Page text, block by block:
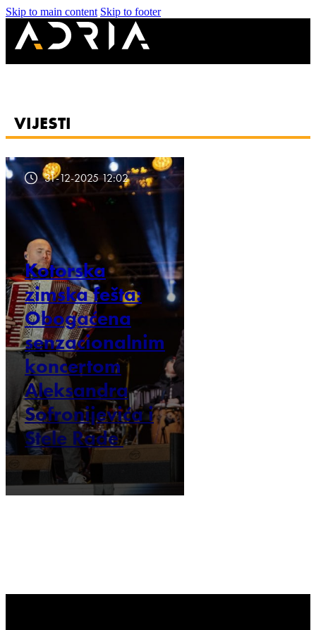
Skip to main content Skip to footer
VIJESTI
31-12-2025 12:02
Kotorska
zimska fešta:
Obogaćena
senzacionalnim
koncertom
Aleksandra
Sofronijevića i
Stele Rade